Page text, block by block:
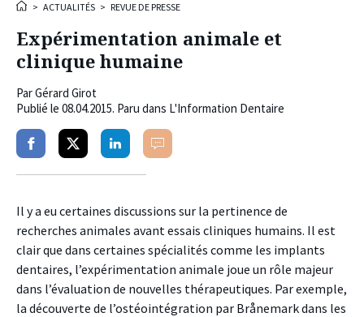
> ACTUALITÉS > REVUE DE PRESSE
Expérimentation animale et
clinique humaine
ParGérard Girot
Publié le 08.04.2015. Paru dans L'Information Dentaire
PartagerPartagerPartagerCommenter
Il y a eu certaines discussions sur la pertinence de
recherches animales avant essais cliniques humains. Il est
clair que dans certaines spécialités comme les implants
dentaires, l’expérimentation animale joue un rôle majeur
dans l’évaluation de nouvelles thérapeutiques. Par exemple,
la découverte de l’ostéointégration par Brånemark dans les